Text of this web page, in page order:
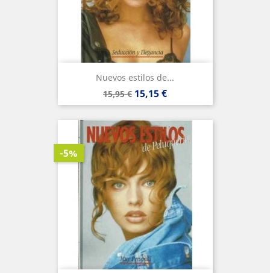
Nuevos estilos de...
Precio
base
15,95 € Precio
15,15 €
-5%